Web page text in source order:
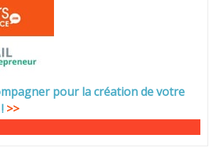
pour la création de votre
! >>